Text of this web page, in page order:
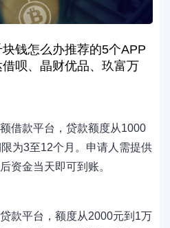
钱怎么办推荐的5个APP
呗、晶财优品、玖富万
借款平台，贷款额度从1000
为3至12个月。申请人需提供
资金当天即可到账。
款平台，额度从2000元到1万